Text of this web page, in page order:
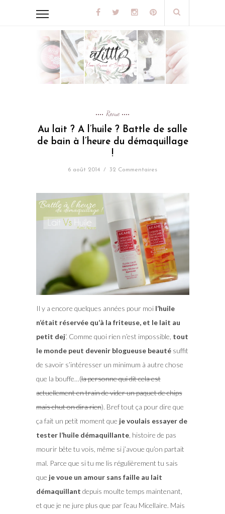
Revue
Au lait ? A l’huile ? Battle de salle
de bain à l’heure du démaquillage
!
6 août 2014 / 32 Commentaires
Il y a encore quelques années pour moi l’huile
n’était réservée qu’à la friteuse, et le lait au
petit dej‘. Comme quoi rien n’est impossible, tout
le monde peut devenir blogueuse beautésuffit
de savoir s’intéresser un minimum à autre chose
que la bouffe…(la personne qui dit cela est
actuellement en train de vider un paquet de chips
mais chut on dira rien). Bref tout ça pour dire que
ça fait un petit moment que je voulais essayer de
tester l’huile démaquillante, histoire de pas
mourir bête tu vois, même si j’avoue qu’on partait
mal. Parce que si tu me lis régulièrement tu sais
que je voue un amour sans faille au lait
démaquillant depuis moulte temps maintenant,
et que je ne jure plus que par l’eau Micellaire. Mais